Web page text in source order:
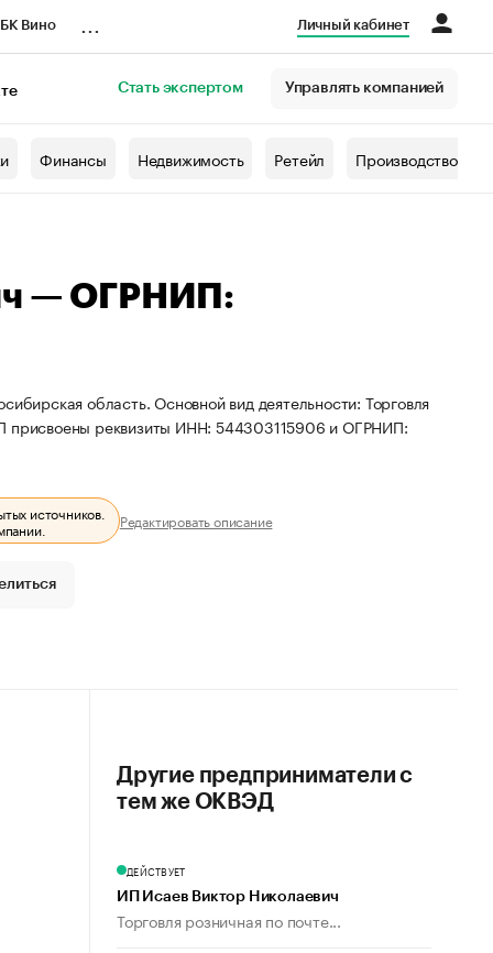
Вино Личный кабинет
Стать экспертом Управлять компанией
Финансы Недвижимость Ретейл Производство
— ОГРНИП:
область. Основной вид деятельности: Торговля
присвоены реквизиты ИНН: 544303115906 и ОГРНИП:
источников.
Редактировать описание
Другие предприниматели с
тем же ОКВЭД
ДЕЙСТВУЕТ
ИП Исаев Виктор Николаевич
Торговля розничная по почте...